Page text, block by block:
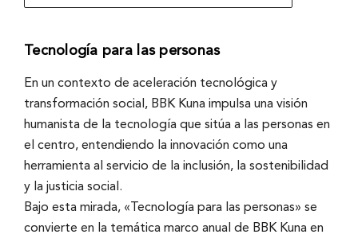
Tecnología para las personas
En un contexto de aceleración tecnológica y
transformación social, BBK Kuna impulsa una visión
humanista de la tecnología que sitúa a las personas en
el centro, entendiendo la innovación como una
herramienta al servicio de la inclusión, la sostenibilidad
y la justicia social.
Bajo esta mirada, «Tecnología para las personas» se
convierte en la temática marco anual de BBK Kuna en